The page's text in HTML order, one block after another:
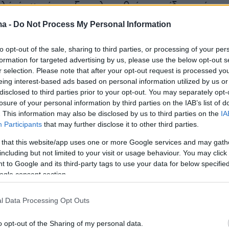
- Do Not Process My Personal Information
opt-out of the sale, sharing to third parties, or processing of your
for targeted advertising by us, please use the below opt-out
selection. Please note that after your opt-out request is processed
interest-based ads based on personal information utilized by us
to third parties prior to your opt-out. You may separately
of your personal information by third parties on the IAB’s list of
This information may also be disclosed by us to third parties on the
Participants that may further disclose it to other third parties.
that this website/app uses one or more Google services and may
but not limited to your visit or usage behaviour. You may
to Google and its third-party tags to use your data for below
consent section.
Data Processing Opt Outs
opt-out of the Sharing of my personal data.
όπως έχει εξομολογηθεί και ο ίδιος, είναι
χωρίς μόρφωση και «εντελώς αδαής για
ότι επρόκειτο για μια κατάθεση προθεσμίας
Αυτό συνέβη το 2007, μετά το οποίο ο
να εργάζεται «χωρίς να αγγίξει ούτε
θέλοντας να τα κρατήσει για έκτακτες
να το αφήσει ως κληρονομιά
του, καθώς επένδυσε επίσης ένα μέρος
του και ένα άλλο στο όνομα καθενός από τα
του.
αργότερα, το 2009, λόγω προβλήματος
30.000 ευρώ. Τ
ειδοποίηση, έμαθε την αλήθεια: δεν